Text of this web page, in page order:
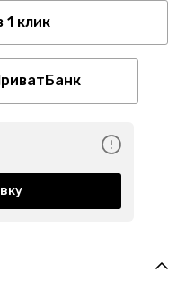
1 клик